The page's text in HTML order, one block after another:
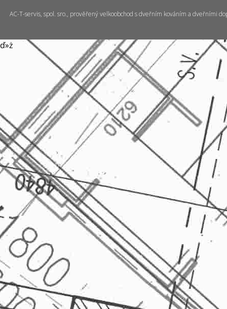
AC-T-servis, spol. sro., prověřený velkoobchod s dveřním kováním a dveřními
ď»ż